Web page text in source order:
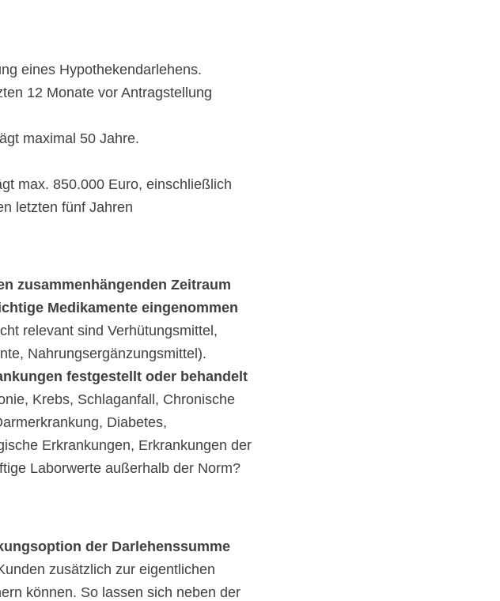
eines Hypothekendarlehens.
12 Monate vor Antragstellung
maximal 50 Jahre.
max. 850.000 Euro, einschließlich
letzten fünf Jahren
zusammenhängenden Zeitraum
Medikamente eingenommen
relevant sind Verhütungsmittel,
Nahrungsergänzungsmittel).
festgestellt oder behandelt
Krebs, Schlaganfall, Chronische
Diabetes,
Erkrankungen, Erkrankungen der
Laborwerte außerhalb der Norm?
der Darlehenssumme
zusätzlich zur eigentlichen
können. So lassen sich neben der